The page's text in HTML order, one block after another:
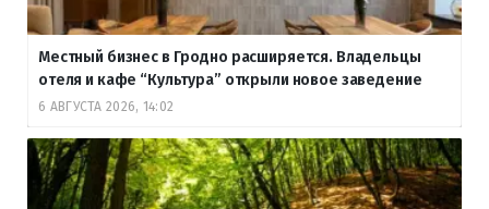
Местный бизнес в Гродно расширяется. Владельцы
отеля и кафе “Культура” открыли новое заведение
6 АВГУСТА 2026, 14:02